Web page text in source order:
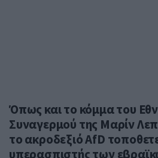
Όπως και το κόμμα του
Συναγερμού της Μαρίν
το ακροδεξιό AfD
υπερασπιστής των